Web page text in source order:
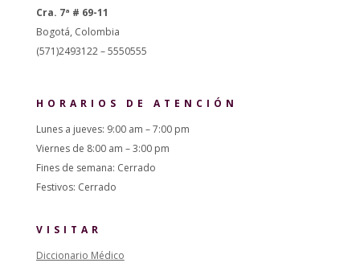
Cra. 7ª # 69-11
Bogotá, Colombia
(571)2493122 – 5550555
HORARIOS DE ATENCIÓN
Lunes a jueves: 9:00 am – 7:00 pm
Viernes de 8:00 am – 3:00 pm
Fines de semana: Cerrado
Festivos: Cerrado
VISITAR
Diccionario Médico